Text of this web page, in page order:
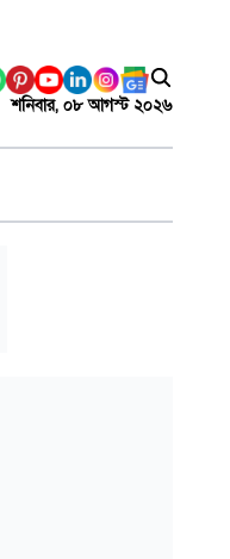
শনিবার, ০৮ আগস্ট ২০২৬